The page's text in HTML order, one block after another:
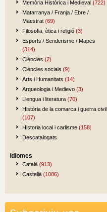
Memòria Històrica i Medieval (722)
Matarranya / Franja / Ebre /
Maestrat (69)
Filosofia, ètica i religió (3)
Esports / Senderisme / Mapes
(314)
Ciències (2)
Ciències socials (9)
Arts i Humanitats (14)
Arqueologia i Medievo (3)
Llengua i literatura (70)
Història de la comarca i guerra civil
(107)
Historia local i carlisme (158)
Descatalogats
Idiomes
Català (913)
Castellà (1086)